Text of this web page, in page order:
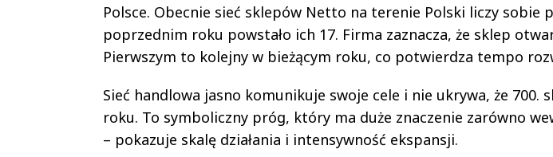
Polsce. Obecnie sieć sklepów Netto na terenie Polski liczy sobie
poprzednim roku powstało ich 17. Firma zaznacza, że sklep
Pierwszym to kolejny w bieżącym roku, co potwierdza tempo
Sieć handlowa jasno komunikuje swoje cele i nie ukrywa, że 700.
roku. To symboliczny próg, który ma duże znaczenie zarówno
– pokazuje skalę działania i intensywność ekspansji.